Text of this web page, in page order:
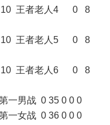
10 王者老人4 0 8
10 王者老人5 0 8
10 王者老人6 0 8
一男战 0 35 0 0 0
一女战 0 36 0 0 0